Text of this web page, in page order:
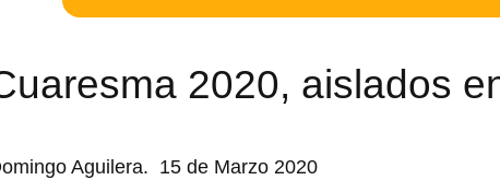
2020, aislados
Aguilera. 15 de Marzo 2020